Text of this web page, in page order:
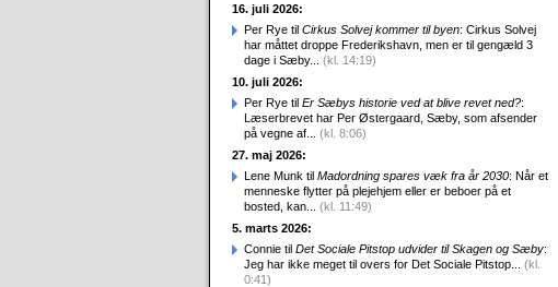
16. juli 2026:
Per Rye til Cirkus Solvej kommer til byen: Cirkus Solvej
har måttet droppe Frederikshavn, men er til gengæld 3
dage i Sæby... (kl. 14:19)
10. juli 2026:
Per Rye til Er Sæbys historie ved at blive revet ned?:
Læserbrevet har Per Østergaard, Sæby, som afsender
på vegne af... (kl. 8:06)
27. maj 2026:
Lene Munk til Madordning spares væk fra år 2030: Når et
menneske flytter på plejehjem eller er beboer på et
bosted, kan... (kl. 11:49)
5. marts 2026:
Connie til Det Sociale Pitstop udvider til Skagen og Sæby:
Jeg har ikke meget til overs for Det Sociale Pitstop... (kl.
0:41)